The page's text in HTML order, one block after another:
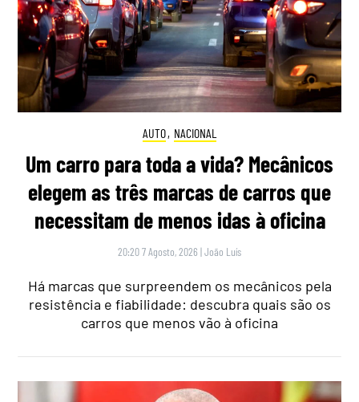
AUTO, NACIONAL
Um carro para toda a vida? Mecânicos
elegem as três marcas de carros que
necessitam de menos idas à oficina
20:20 7 Agosto, 2026 |João Luís
Há marcas que surpreendem os mecânicos pela
resistência e fiabilidade: descubra quais são os
carros que menos vão à oficina